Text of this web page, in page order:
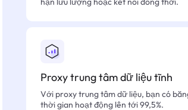
Proxy trung tâm dữ liệu tĩnh
Với proxy trung tâm dữ liệu, bạn có
thời gian hoạt động lên tới 99,5%.